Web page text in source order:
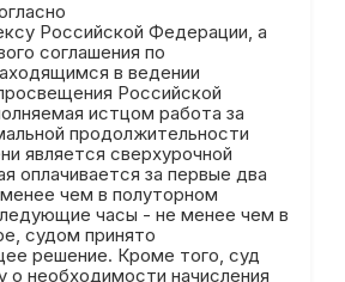
Российской Федерации, а
соглашения по
в ведении
Российской
истцом работа за
продолжительности
является сверхурочной
оплачивается за первые два
чем в полуторном
часы - не менее чем в
судом принято
решение. Кроме того, суд
о необходимости начисления